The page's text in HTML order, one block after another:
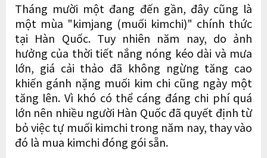
Tháng mười một đang đến gần, đây cũng là
một mùa "kimjang (muối kimchi)" chính thức
tại Hàn Quốc. Tuy nhiên năm nay, do ảnh
hưởng của thời tiết nắng nóng kéo dài và mưa
lớn, giá cải thảo đã không ngừng tăng cao
khiến gánh nặng muối kim chi cũng ngày một
tăng lên. Vì khó có thể cáng đáng chi phí quá
lớn nên nhiều người Hàn Quốc đã quyết định từ
bỏ việc tự muối kimchi trong năm nay, thay vào
đó là mua kimchi đóng gói sẵn.